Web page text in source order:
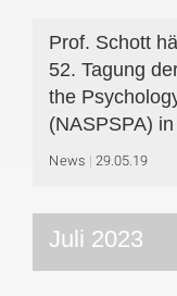
Prof. Schott
52. Tagung
the
(NASPSPA)
News 29.05.19
Juli 2023